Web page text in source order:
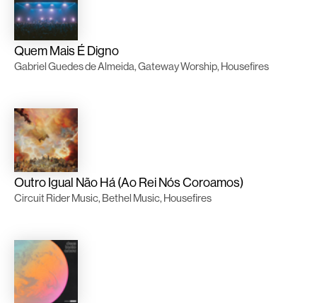
Quem Mais É Digno
Gabriel Guedes de Almeida, Gateway Worship, Housefires
Outro Igual Não Há (Ao Rei Nós Coroamos)
Circuit Rider Music, Bethel Music, Housefires